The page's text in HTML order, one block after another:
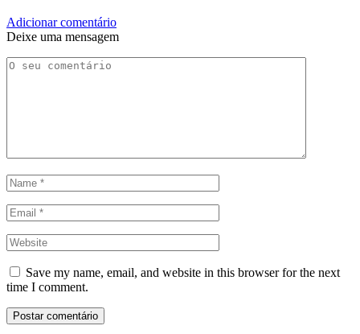
Adicionar comentário
Deixe uma mensagem
Save my name, email, and website in this browser for the next
time I comment.